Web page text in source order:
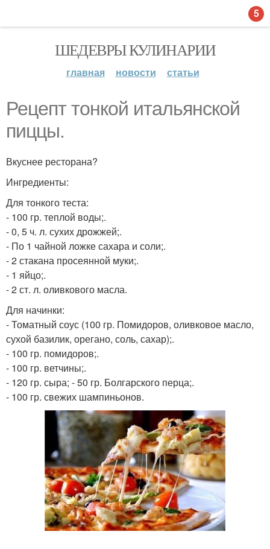
ШЕДЕВРЫ КУЛИНАРИИ
главная новости статьи
Рецепт тонкой итальянской
пиццы.
Вкуснее ресторана?
Ингредиенты:
Для тонкого теста:
- 100 гр. теплой воды;.
- 0, 5 ч. л. сухих дрожжей;.
- По 1 чайной ложке сахара и соли;.
- 2 стакана просеянной муки;.
- 1 яйцо;.
- 2 ст. л. оливкового масла.
Для начинки:
- Томатный соус (100 гр. Помидоров, оливковое масло,
сухой базилик, орегано, соль, сахар);.
- 100 гр. помидоров;.
- 100 гр. ветчины;.
- 120 гр. сыра; - 50 гр. Болгарского перца;.
- 100 гр. свежих шампиньонов.
5